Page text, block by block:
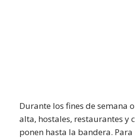
Durante los fines de semana
alta, hostales, restaurantes y
ponen hasta la bandera. Para